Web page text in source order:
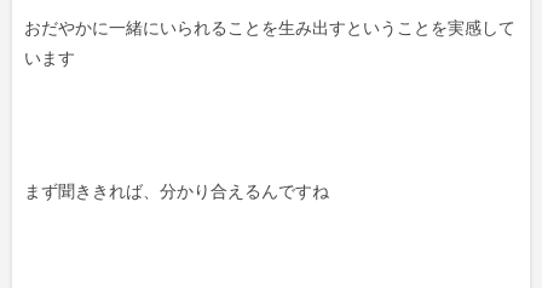
おだやかに一緒にいられることを生み出すということを実感して
います
まず聞ききれば、分かり合えるんですね